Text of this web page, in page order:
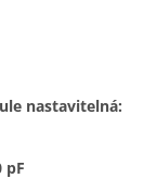
nastavitelná:
pF